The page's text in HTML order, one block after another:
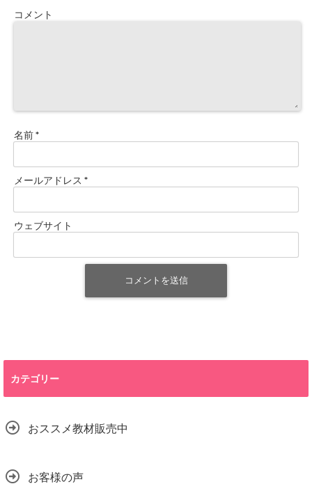
コメント
名前*
メールアドレス *
ウェブサイト
カテゴリー
おススメ教材販売中
お客様の声